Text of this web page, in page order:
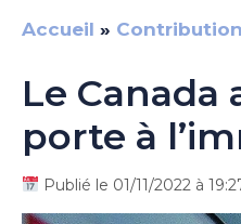
Accueil » Contribution
Le
porte à
Publié le 01/11/2022 à